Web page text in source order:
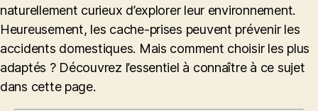
naturellement curieux d’explorer leur environnement.
Heureusement, les cache-prises peuvent prévenir les
accidents domestiques. Mais comment choisir les plus
adaptés ? Découvrez l’essentiel à connaître à ce sujet
dans cette page.